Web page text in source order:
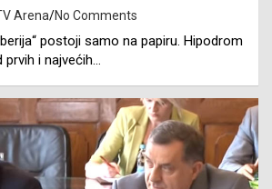
Arena No Comments
postoji samo na papiru. Hipodrom
prvih i najvećih…